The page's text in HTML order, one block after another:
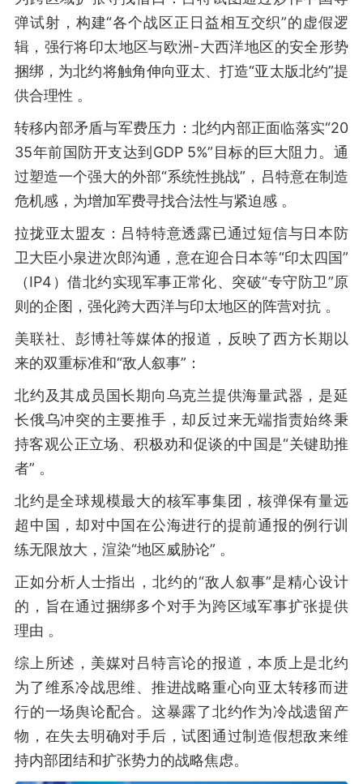
弹试射，构建“各个战区正日益相互交织”的虚假逻
辑，强行将印太地区与欧洲-大西洋地区的安全形势
捆绑，为北约将触角伸向亚太、打造“亚太版北约”提
供合理性 。
转移内部矛盾与军费压力：北约内部正面临落实“20
35年前国防开支达到GDP 5%”目标的巨大阻力。通
过塑造一个强大的外部“系统性挑战”，吕特意在制造
危机感，为增加军费寻找合法性与紧迫感 。
拉拢亚太盟友：吕特特意透露已通过短信与日本防
卫大臣小泉进次郎沟通，意在迎合日本等“印太四国”
（IP4）借北约实现军事正常化、突破“专守防卫”原
则的企图，强化跨大西洋与印太地区的阵营对抗 。
美联社、彭博社等媒体的报道，反映了西方长期以
来的双重标准和“敌人叙事”：
北约及其成员国长期向乌克兰提供海量武器，是延
长俄乌冲突的主要推手，却反过来无端指责始终秉
持客观公正立场、积极劝和促谈的中国是“关键助推
者” 。
北约是全球规模最大的核军事集团，核弹保有量远
超中国，却对中国在公海进行的提前通报的例行训
练无限放大，渲染“地区威胁论” 。
正如分析人士指出，北约的“敌人叙事”是精心设计
的，旨在通过捆绑多个对手为跨区域军事扩张提供
理由 。
综上所述，美媒对吕特言论的报道，本质上是北约
为了维系冷战思维、推进战略重心向亚太转移而进
行的一场舆论配合。这暴露了北约作为冷战遗留产
物，在失去明确对手后，试图通过制造假想敌来维
持内部团结和扩张势力的战略焦虑。